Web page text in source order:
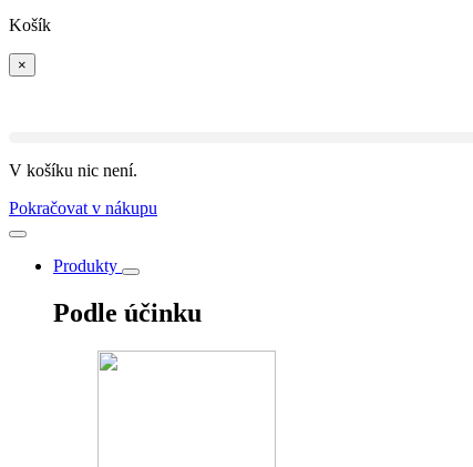
Košík
×
V košíku nic není.
Pokračovat v nákupu
Produkty
Podle účinku